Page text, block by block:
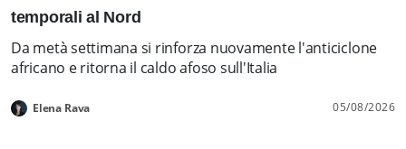
temporali al Nord
Da metà settimana si rinforza nuovamente l'anticiclone
africano e ritorna il caldo afoso sull'Italia
Elena Rava 05/08/2026